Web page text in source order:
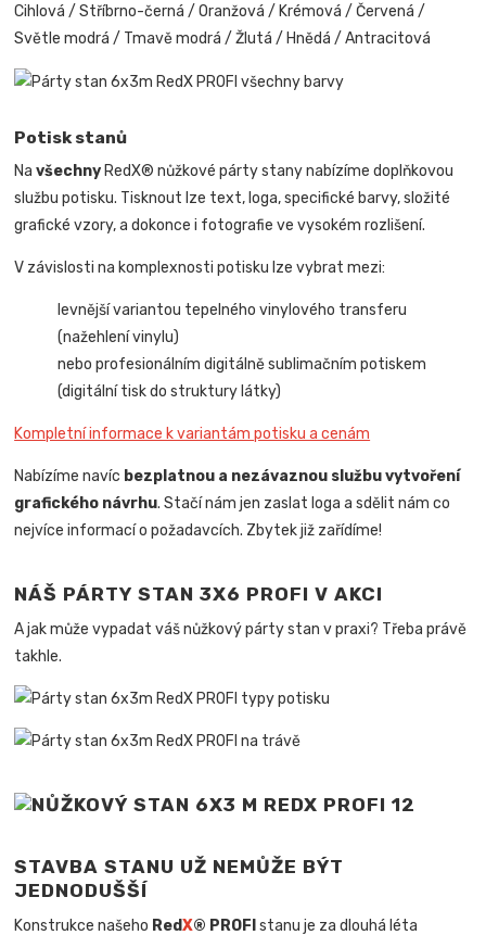
Cihlová / Stříbrno-černá / Oranžová / Krémová / Červená /
Světle modrá / Tmavě modrá / Žlutá / Hnědá / Antracitová
Potisk stanů
NavšechnyRedX® nůžkové párty stany nabízíme doplňkovou
službu potisku. Tisknout lze text, loga, specifické barvy, složité
grafické vzory, a dokonce i fotografie ve vysokém rozlišení.
V závislosti na komplexnosti potisku lze vybrat mezi:
levnější variantou tepelného vinylového transferu
(nažehlení vinylu)
nebo profesionálním digitálně sublimačním potiskem
(digitální tisk do struktury látky)
Kompletní informace k variantám potisku a cenám
Nabízíme navíc bezplatnou a nezávaznou službu vytvoření
grafického návrhu. Stačí nám jen zaslat loga a sdělit nám co
nejvíce informací o požadavcích. Zbytek již zařídíme!
NÁŠ PÁRTY STAN 3X6 PROFI V AKCI
A jak může vypadat váš nůžkový párty stan v praxi? Třeba právě
takhle.
STAVBA STANU UŽ NEMŮŽE BÝT
JEDNODUŠŠÍ
Konstrukce našeho RedX® PROFI stanu je za dlouhá léta